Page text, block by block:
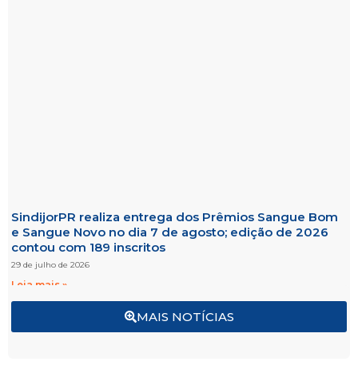
MAIS NOTÍCIAS
SindijorPR realiza entrega dos Prêmios Sangue Bom
e Sangue Novo no dia 7 de agosto; edição de 2026
contou com 189 inscritos
29 de julho de 2026
Leia mais »